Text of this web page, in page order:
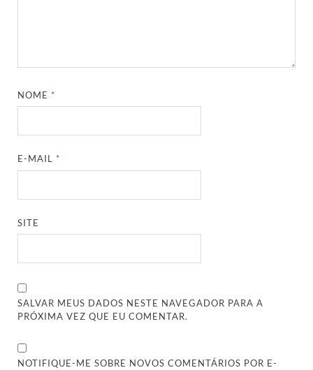
NOME*
E-MAIL*
SITE
SALVAR MEUS DADOS NESTE NAVEGADOR PARA A
PRÓXIMA VEZ QUE EU COMENTAR.
NOTIFIQUE-ME SOBRE NOVOS COMENTÁRIOS POR E-